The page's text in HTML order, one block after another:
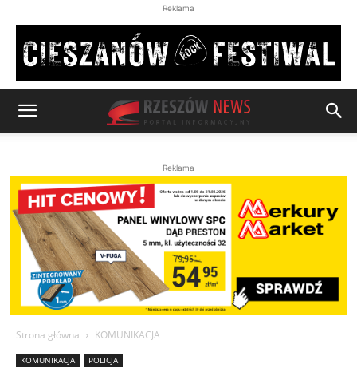
Reklama
Reklama
Strona główna KOMUNIKACJA
KOMUNIKACJA POLICJA